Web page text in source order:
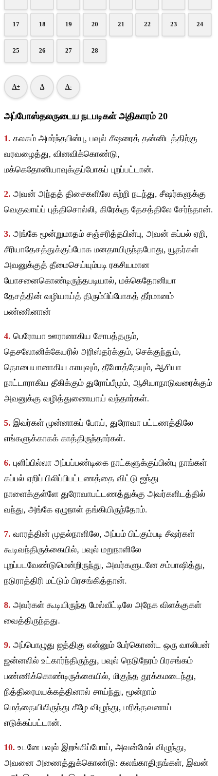
17 18 19 20 21 22 23 24
25 26 27 28
A+ A A-
அப்போஸ்தலருடைய நடபடிகள் அதிகாரம் 20
1. கலகம் அமர்ந்தபின்பு, பவுல் சீஷரைத் தன்னிடத்திற்கு
வரவழைத்து, வினவிக்கொண்டு,
மக்கெதோனியாவுக்குப்போகப் புறப்பட்டான்.
2. அவன் அந்தத் திசைகளிலே சுற்றி நடந்து, சீஷர்களுக்கு
வெகுவாய்ப் புத்திசொல்லி, கிரேக்கு தேசத்திலே சேர்ந்தான்.
3. அங்கே மூன்றுமாதம் சஞ்சரித்தபின்பு, அவன் கப்பல் ஏறி,
சீரியாதேசத்துக்குப்போக மனதாயிருந்தபோது, யூதர்கள்
அவனுக்குத் தீமைசெய்யும்படி ரகசியமான
யோசனைகொண்டிருந்தபடியால், மக்கெதோனியா
தேசத்தின் வழியாய்த் திரும்பிப்போகத் தீர்மானம்
பண்ணினான்
4. பெரோயா ஊரானாகிய சோபத்தரும்,
தெசலோனிக்கேயரில் அரிஸ்தர்க்கும், செக்குந்தும்,
தொபையானாகிய காயுவும், தீமோத்தேயும், ஆசியா
நாட்டாராகிய தீகிக்கும் துரோப்பீமும், ஆசியாநாடுவரைக்கும்
அவனுக்கு வழித்துணையாய் வந்தார்கள்.
5. இவர்கள் முன்னாகப் போய், துரோவா பட்டணத்திலே
எங்களுக்காகக் காத்திருந்தார்கள்.
6. புளிப்பில்லா அப்பப்பண்டிகை நாட்களுக்குப்பின்பு நாங்கள்
கப்பல் ஏறிப் பிலிப்பிபட்டணத்தை விட்டு ஐந்து
நாளைக்குள்ளே துரோவாபட்டணத்துக்கு அவர்களிடத்தில்
வந்து, அங்கே ஏழுநாள் தங்கியிருந்தோம்.
7. வாரத்தின் முதல்நாளிலே, அப்பம் பிட்கும்படி சீஷர்கள்
கூடிவந்திருக்கையில், பவுல் மறுநாளிலே
புறப்படவேண்டுமென்றிருந்து, அவர்களுடனே சம்பாஷித்து,
நடுராத்திரி மட்டும் பிரசங்கித்தான்.
8. அவர்கள் கூடியிருந்த மேல்வீட்டிலே அநேக விளக்குகள்
வைத்திருந்தது.
9. அப்பொழுது ஐத்திகு என்னும் பேர்கொண்ட ஒரு வாலிபன்
ஜன்னலில் உட்கார்ந்திருந்து, பவுல் நெடுநேரம் பிரசங்கம்
பண்ணிக்கொண்டிருக்கையில், மிகுந்த தூக்கமடைந்து,
நித்திரைமயக்கத்தினால் சாய்ந்து, மூன்றாம்
மெத்தையிலிருந்து கீழே விழுந்து, மரித்தவனாய்
எடுக்கப்பட்டான்.
10. உடனே பவுல் இறங்கிப்போய், அவன்மேல் விழுந்து,
அவனை அணைத்துக்கொண்டு: கலங்காதிருங்கள், இவன்